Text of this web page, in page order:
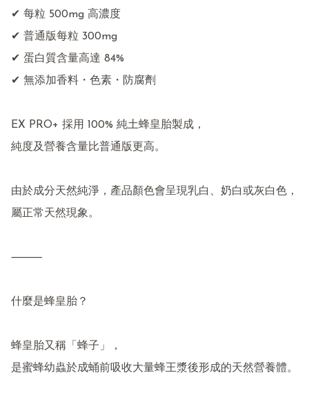
✔ 每粒 500mg 高濃度
✔ 普通版每粒 300mg
✔ 蛋白質含量高達 84%
✔ 無添加香料・色素・防腐劑
EX PRO+ 採用 100% 純土蜂皇胎製成，
純度及營養含量比普通版更高。
由於成分天然純淨，產品顏色會呈現乳白、奶白或灰白色，
屬正常天然現象。
⸻
什麼是蜂皇胎？
蜂皇胎又稱「蜂子」，
是蜜蜂幼蟲於成蛹前吸收大量蜂王漿後形成的天然營養體。